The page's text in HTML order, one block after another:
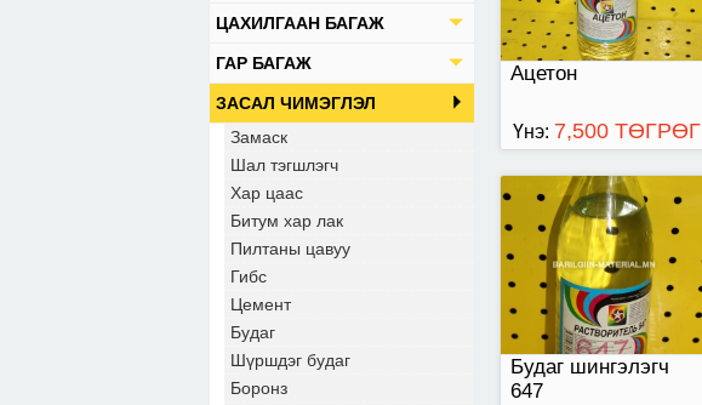
ЦАХИЛГААН БАГАЖ
ГАР БАГАЖ
ЗАСАЛ ЧИМЭГЛЭЛ
Замаск
Шал тэгшлэгч
Хар цаас
Битум хар лак
Пилтаны цавуу
Гибс
Цемент
Будаг
Шүршдэг будаг
Боронз
Ацетон
Үнэ: 7,500 ТӨГРӨГ
Будаг шингэлэгч
647